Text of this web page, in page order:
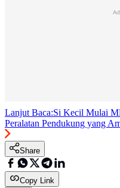
Lanjut Baca:Si Kecil Mulai
Peralatan Pendukung yang
Share
Copy Link